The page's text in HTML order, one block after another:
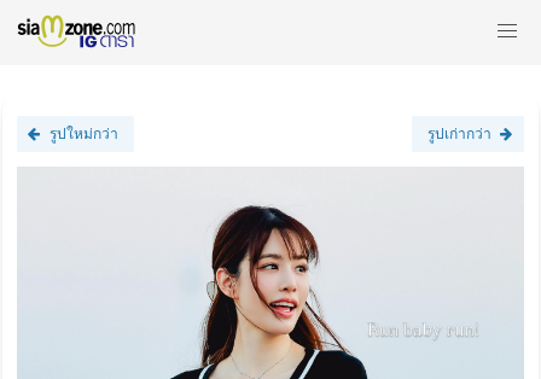
รูปใหม่กว่า รูปเก่ากว่า